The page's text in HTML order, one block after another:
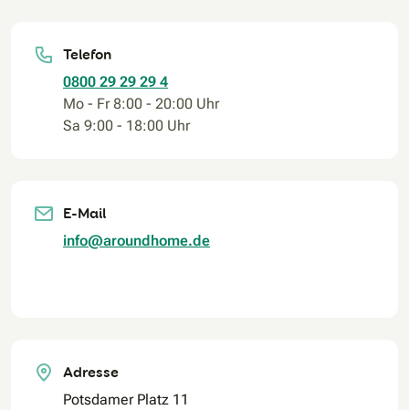
Telefon
0800 29 29 29 4
Mo - Fr 8:00 - 20:00 Uhr
Sa 9:00 - 18:00 Uhr
E-Mail
info@aroundhome.de
Adresse
Potsdamer Platz 11